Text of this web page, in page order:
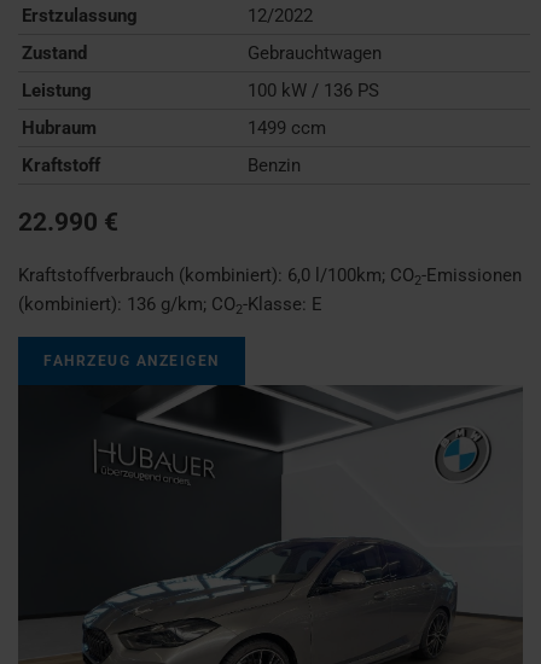
Erstzulassung
12/2022
Zustand
Gebrauchtwagen
Leistung
100 kW / 136 PS
Hubraum
1499 ccm
Kraftstoff
Benzin
22.990 €
Kraftstoffverbrauch (kombiniert): 6,0 l/100km; CO2-Emissionen
(kombiniert): 136 g/km; CO2-Klasse: E
FAHRZEUG ANZEIGEN